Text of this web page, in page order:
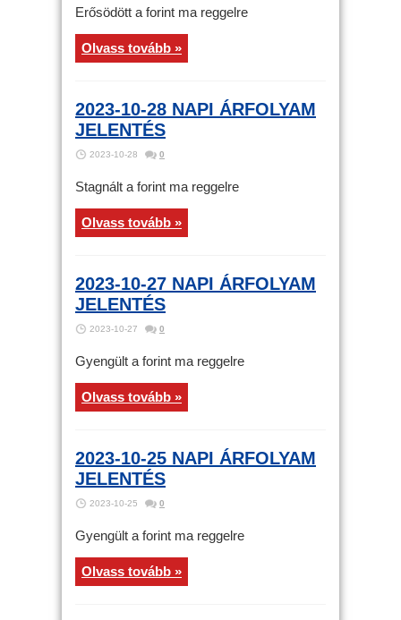
Erősödött a forint ma reggelre
Olvass tovább »
2023-10-28 NAPI ÁRFOLYAM
JELENTÉS
2023-10-28 0
Stagnált a forint ma reggelre
Olvass tovább »
2023-10-27 NAPI ÁRFOLYAM
JELENTÉS
2023-10-27 0
Gyengült a forint ma reggelre
Olvass tovább »
2023-10-25 NAPI ÁRFOLYAM
JELENTÉS
2023-10-25 0
Gyengült a forint ma reggelre
Olvass tovább »